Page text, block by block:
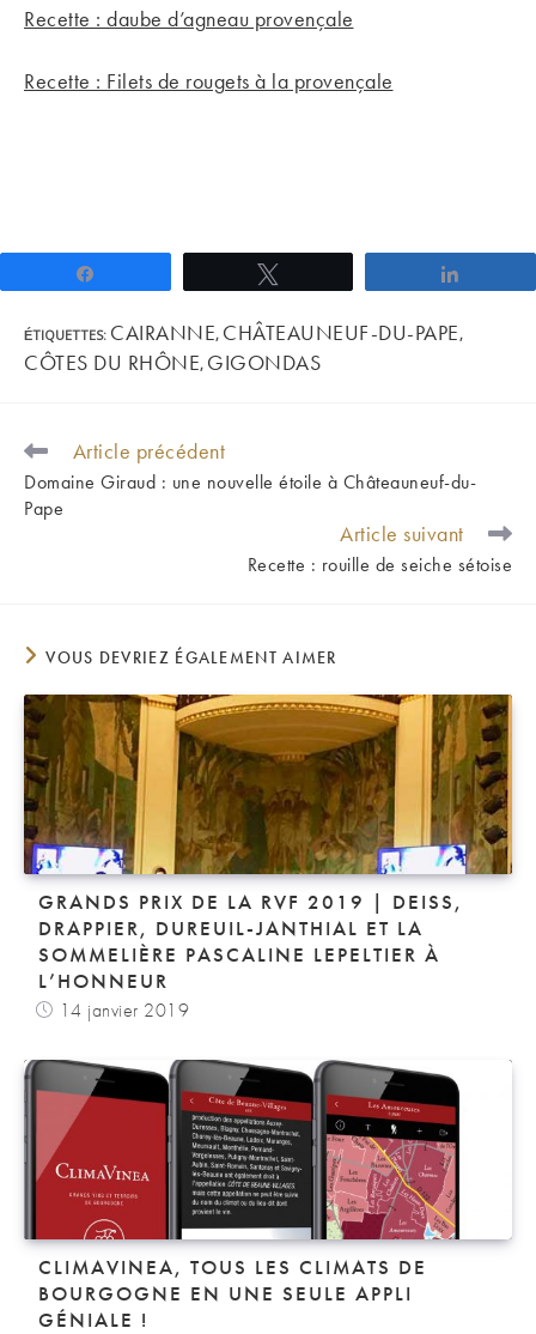
Recette : daube d’agneau provençale
Recette : Filets de rougets à la provençale
ÉTIQUETTES: CAIRANNE, CHÂTEAUNEUF-DU-PAPE ,
CÔTES DU RHÔNE, GIGONDAS
READ
MORE
ARTICLES
Article précédent
Domaine Giraud : une nouvelle étoile à Châteauneuf-du-
Pape
Article suivant
Recette : rouille de seiche sétoise
VOUS DEVRIEZ ÉGALEMENT AIMER
GRANDS PRIX DE LA RVF 2019 | DEISS,
DRAPPIER, DUREUIL-JANTHIAL ET LA
SOMMELIÈRE PASCALINE LEPELTIER À
L’HONNEUR
14 janvier 2019
CLIMAVINEA, TOUS LES CLIMATS DE
BOURGOGNE EN UNE SEULE APPLI
GÉNIALE !